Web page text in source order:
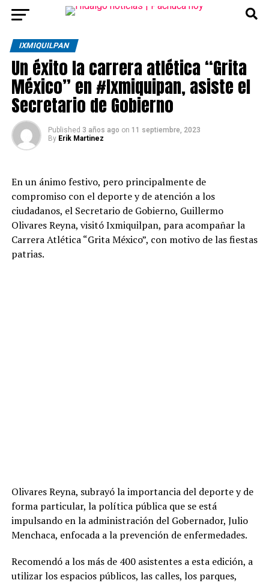
IXMIQUILPAN
Un éxito la carrera atlética “Grita
México” en #Ixmiquipan, asiste el
Secretario de Gobierno
Published 3 años ago on 11 septiembre, 2023
By Erik Martinez
En un ánimo festivo, pero principalmente de
compromiso con el deporte y de atención a los
ciudadanos, el Secretario de Gobierno, Guillermo
Olivares Reyna, visitó Ixmiquilpan, para acompañar la
Carrera Atlética “Grita México”, con motivo de las fiestas
patrias.
Olivares Reyna, subrayó la importancia del deporte y de
forma particular, la política pública que se está
impulsando en la administración del Gobernador, Julio
Menchaca, enfocada a la prevención de enfermedades.
Recomendó a los más de 400 asistentes a esta edición, a
utilizar los espacios públicos, las calles, los parques,